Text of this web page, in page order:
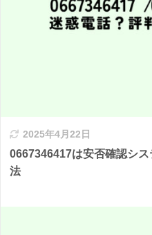
2025年4月22日
0667346417は安否確認シ
法